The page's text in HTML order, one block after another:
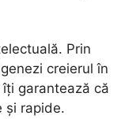
Prin
creierul în
garantează că
și rapide.